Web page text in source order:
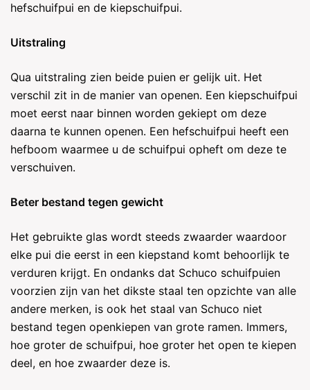
hefschuifpui en de kiepschuifpui.
Uitstraling
Qua uitstraling zien beide puien er gelijk uit. Het
verschil zit in de manier van openen. Een kiepschuifpui
moet eerst naar binnen worden gekiept om deze
daarna te kunnen openen. Een hefschuifpui heeft een
hefboom waarmee u de schuifpui opheft om deze te
verschuiven.
Beter bestand tegen gewicht
Het gebruikte glas wordt steeds zwaarder waardoor
elke pui die eerst in een kiepstand komt behoorlijk te
verduren krijgt. En ondanks dat Schuco schuifpuien
voorzien zijn van het dikste staal ten opzichte van alle
andere merken, is ook het staal van Schuco niet
bestand tegen openkiepen van grote ramen. Immers,
hoe groter de schuifpui, hoe groter het open te kiepen
deel, en hoe zwaarder deze is.